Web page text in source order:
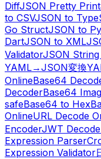
DiffJSON Pretty Print
to CSVJSON to
Go StructJSON to
DartJSON to XML
ValidatorJSON
YAML→JSON変換
OnlineBase64
DecoderBase64
safeBase64 to Hex
OnlineURL Decode
EncoderJWT
Expression Parser
Expression Validator